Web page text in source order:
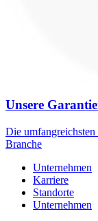
Unsere
Die
Branche
Unternehmen
Karriere
Standorte
Unternehmen